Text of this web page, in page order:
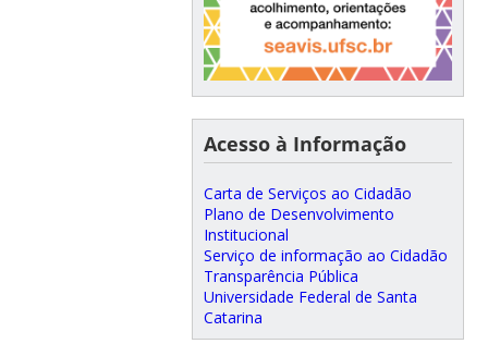
Acesso à Informação
Carta de Serviços ao Cidadão
Plano de Desenvolvimento
Institucional
Serviço de informação ao Cidadão
Transparência Pública
Universidade Federal de Santa
Catarina